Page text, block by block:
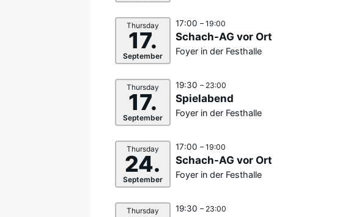
Thursday
17.
September
17:00 – 19:00
Schach-AG vor Ort
Foyer in der Festhalle
Thursday
17.
September
19:30 – 23:00
Spielabend
Foyer in der Festhalle
Thursday
24.
September
17:00 – 19:00
Schach-AG vor Ort
Foyer in der Festhalle
Thursday 19:30 – 23:00